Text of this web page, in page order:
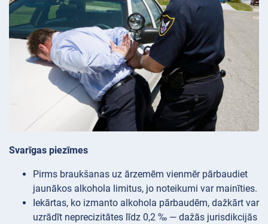
Svarīgas piezīmes
Pirms braukšanas uz ārzemēm vienmēr pārbaudiet
jaunākos alkohola limitus, jo noteikumi var mainīties.
Iekārtas, ko izmanto alkohola pārbaudēm, dažkārt var
uzrādīt neprecizitātes līdz 0,2 ‰ — dažās jurisdikcijās